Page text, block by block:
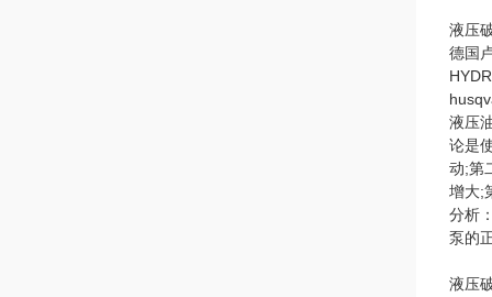
液压
德国
液压
论是
动;第
增大;
分析
泵的
液压